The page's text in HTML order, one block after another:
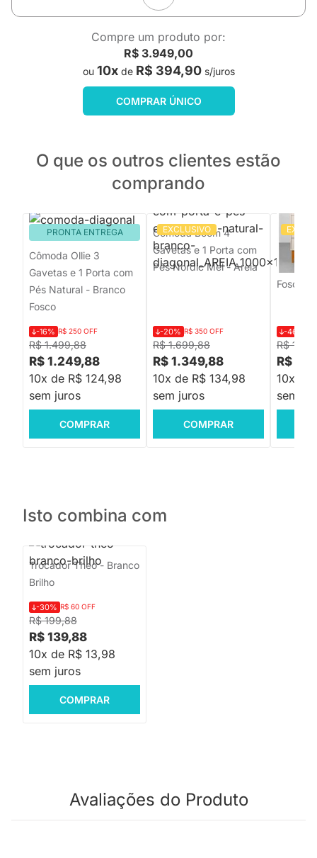
Compre um produto por:
R$ 3.949,00
ou 10xde R$ 394,90s/juros
COMPRAR ÚNICO
O que os outros clientes estão
comprando
PRONTA ENTREGA
Cômoda Ollie 3
Gavetas e 1 Porta com
Pés Natural - Branco
Fosco
R$ 1.499,88
-16% R$ 250 OFF
R$ 1.249,88
10x de R$ 124,98
sem juros
COMPRAR
EXCLUSIVO
Cômoda Boom 4
Gavetas e 1 Porta com
Pés Nordic Mel - Areia
R$ 1.699,88
-20% R$ 350 OFF
R$ 1.349,88
10x de R$ 134,98
sem juros
COMPRAR
e 1
Square
Fosco
R$
-46%
R$
10x de
sem
Isto combina com
Trocador Theo - Branco
Brilho
R$ 199,88
-30% R$ 60 OFF
R$ 139,88
10x de R$ 13,98
sem juros
COMPRAR
Avaliações do Produto